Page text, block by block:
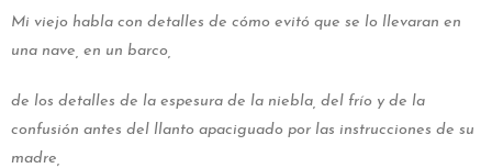
Mi viejo habla con detalles de cómo evitó que se lo llevaran en
una nave, en un barco,
de los detalles de la espesura de la niebla, del frío y de la
confusión antes del llanto apaciguado por las instrucciones de su
madre,